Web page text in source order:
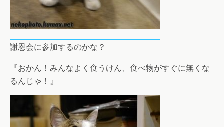
謝恩会に参加するのかな？
『おかん！みんなよく食うけん、食べ物がすぐに無くな
るんじゃ！』